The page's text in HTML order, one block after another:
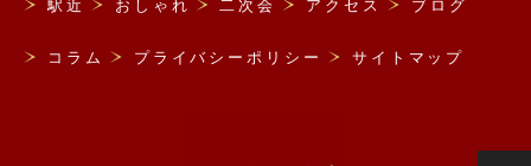
コラム プライバシーポリシー サイトマップ